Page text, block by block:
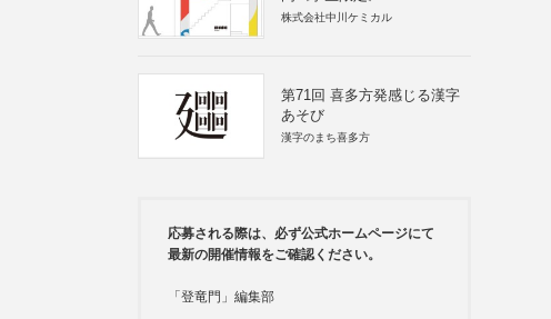
株式会社中川ケミカル
第71回 喜多方発感じる漢字
あそび
漢字のまち喜多方
応募される際は、必ず公式ホームページにて
最新の開催情報をご確認ください。
「登竜門」編集部